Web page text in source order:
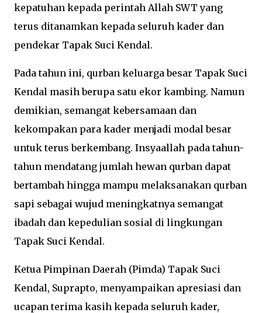
kepatuhan kepada perintah Allah SWT yang
terus ditanamkan kepada seluruh kader dan
pendekar Tapak Suci Kendal.
Pada tahun ini, qurban keluarga besar Tapak Suci
Kendal masih berupa satu ekor kambing. Namun
demikian, semangat kebersamaan dan
kekompakan para kader menjadi modal besar
untuk terus berkembang. Insyaallah pada tahun-
tahun mendatang jumlah hewan qurban dapat
bertambah hingga mampu melaksanakan qurban
sapi sebagai wujud meningkatnya semangat
ibadah dan kepedulian sosial di lingkungan
Tapak Suci Kendal.
Ketua Pimpinan Daerah (Pimda) Tapak Suci
Kendal, Suprapto, menyampaikan apresiasi dan
ucapan terima kasih kepada seluruh kader,